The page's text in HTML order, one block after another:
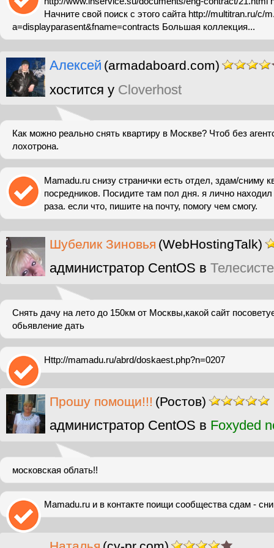
Начните свой поиск с этого сайта http://multitran.ru/c/
a=displayparasent&fname=contracts Большая коллекция...
Алексей (armadaboard.com)
хостится у Cloverhost
Как можно реально снять квартиру в Москве? Чтоб без
лохотрона.
Mamadu.ru снизу странички есть отдел, здам/сниму
посредников. Посидите там пол дня. я лично
раза. если что, пишите на почту, помогу чем смогу.
Шубелик Зиновья (WebHostingTalk)
администратор CentOS в
Снять дачу на лето до 150км от Москвы,какой сайт
обьявление дать
Http://mamadu.ru/abrd/doskaest.php?n=0207
Прошу помощи!!! (Ростов)
администратор CentOS в Foxyded
московская облать!!
Mamadu.ru и в контакте поищи сообщества сдам -